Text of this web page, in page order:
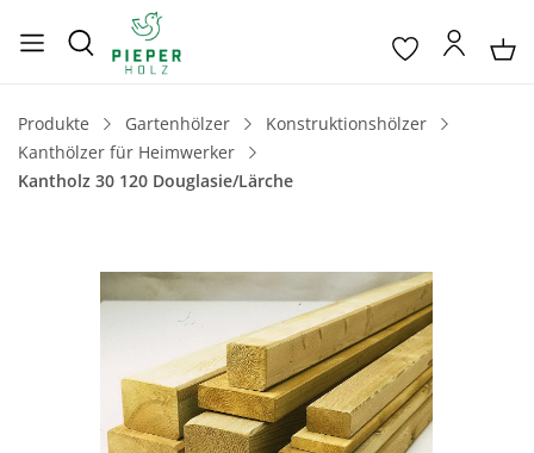
Produkte Gartenhölzer
Konstruktionshölzer
Kanthölzer für Heimwerker
Kantholz 30 120 Douglasie/Lärche
Bildergalerie überspringen